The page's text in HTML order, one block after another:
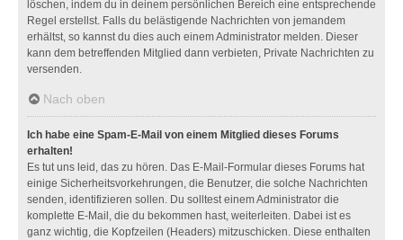
löschen, indem du in deinem persönlichen Bereich eine entsprechende
Regel erstellst. Falls du belästigende Nachrichten von jemandem
erhältst, so kannst du dies auch einem Administrator melden. Dieser
kann dem betreffenden Mitglied dann verbieten, Private Nachrichten zu
versenden.
Nach oben
Ich habe eine Spam-E-Mail von einem Mitglied dieses Forums
erhalten!
Es tut uns leid, das zu hören. Das E-Mail-Formular dieses Forums hat
einige Sicherheitsvorkehrungen, die Benutzer, die solche Nachrichten
senden, identifizieren sollen. Du solltest einem Administrator die
komplette E-Mail, die du bekommen hast, weiterleiten. Dabei ist es
ganz wichtig, die Kopfzeilen (Headers) mitzuschicken. Diese enthalten